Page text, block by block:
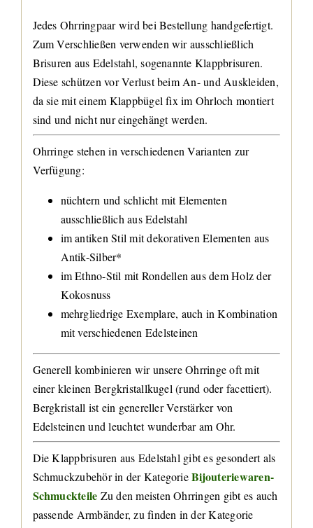
Jedes Ohrringpaar wird bei Bestellung handgefertigt.
Zum Verschließen verwenden wir ausschließlich
Brisuren aus Edelstahl, sogenannte Klappbrisuren.
Diese schützen vor Verlust beim An- und Auskleiden,
da sie mit einem Klappbügel fix im Ohrloch montiert
sind und nicht nur eingehängt werden.
Ohrringe stehen in verschiedenen Varianten zur
Verfügung:
nüchtern und schlicht mit Elementen
ausschließlich aus Edelstahl
im antiken Stil mit dekorativen Elementen aus
Antik-Silber*
im Ethno-Stil mit Rondellen aus dem Holz der
Kokosnuss
mehrgliedrige Exemplare, auch in Kombination
mit verschiedenen Edelsteinen
Generell kombinieren wir unsere Ohrringe oft mit
einer kleinen Bergkristallkugel (rund oder facettiert).
Bergkristall ist ein genereller Verstärker von
Edelsteinen und leuchtet wunderbar am Ohr.
Die Klappbrisuren aus Edelstahl gibt es gesondert als
Schmuckzubehör in der KategorieBijouteriewaren-
Schmuckteile Zu den meisten Ohrringen gibt es auch
passende Armbänder, zu finden in der Kategorie